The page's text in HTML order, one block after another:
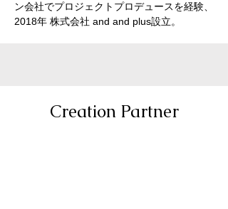
ン会社でプロジェクトプロデュースを経験、
2018年 株式会社 and and plus設立。
Creation Partner